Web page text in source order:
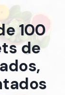
100
de